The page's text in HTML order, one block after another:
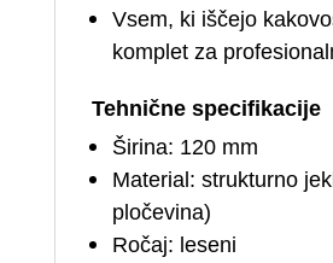
Vsem, ki iščejo
komplet za
Tehnične specifikacije
Širina: 120 mm
Material: strukturno
pločevina)
Ročaj: leseni